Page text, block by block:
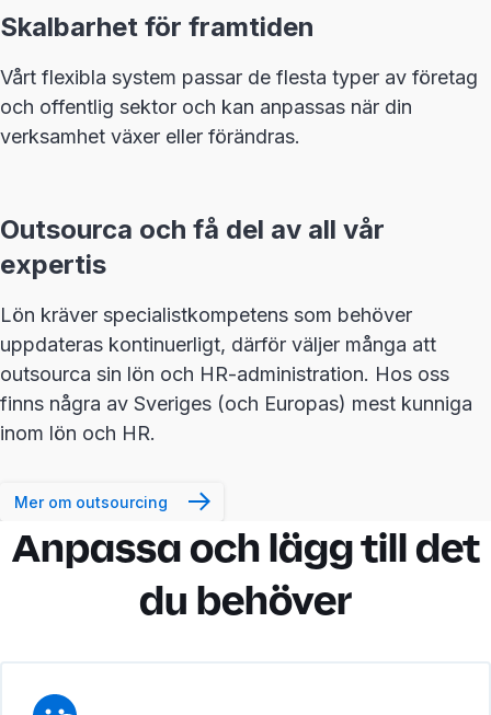
Skalbarhet för framtiden
Vårt flexibla system passar de flesta typer av företag
och offentlig sektor och kan anpassas när din
verksamhet växer eller förändras.
Outsourca och få del av all vår
expertis
Lön kräver specialistkompetens som behöver
uppdateras kontinuerligt, därför väljer många att
outsourca sin lön och HR-administration. Hos oss
finns några av Sveriges (och Europas) mest kunniga
inom lön och HR.
Mer om outsourcing
Anpassa och lägg till det
du behöver